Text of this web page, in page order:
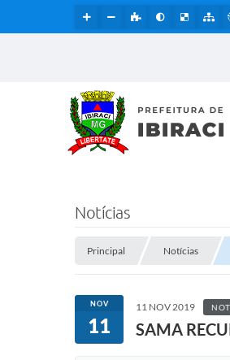
Notícias
Principal Notícias
NOV
11
11 NOV 2019
SAMA